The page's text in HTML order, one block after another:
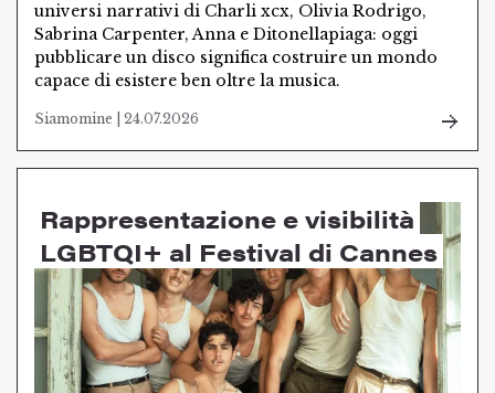
universi narrativi di Charli xcx, Olivia Rodrigo,
Sabrina Carpenter, Anna e Ditonellapiaga: oggi
pubblicare un disco significa costruire un mondo
capace di esistere ben oltre la musica.
Siamomine | 24.07.2026
Rappresentazione e visibilità
LGBTQI+ al Festival di Cannes